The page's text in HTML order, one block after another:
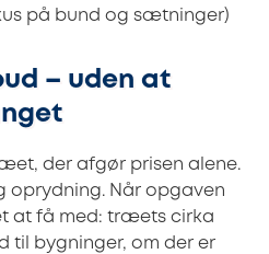
på bund og sætninger)
– uden at
der afgør prisen alene.
oprydning. Når opgaven
at få med: træets cirka
til bygninger, om der er